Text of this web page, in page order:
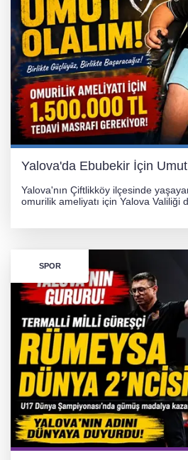
Yalova'da Ebubekir İçin
Yalova'nın Çiftlikköy ilçesinde
omurilik ameliyatı için Yalova Valiliği
SPOR